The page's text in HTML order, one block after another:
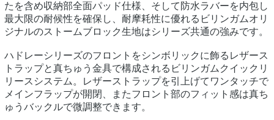
たを含め収納部全面パッド仕様、そして防水ラバーを内包し
最大限の耐候性を確保し、耐摩耗性に優れるビリンガムオリ
ジナルのストームブロック生地はシリーズ共通の強みです。
ハドレーシリーズのフロントをシンボリックに飾るレザース
トラップと真ちゅう金具で構成されるビリンガムクイックリ
リースシステム。レザーストラップを引上げてワンタッチで
メインフラップが開閉、またフロント部のフィット感は真ち
ゅうバックルで微調整できます。